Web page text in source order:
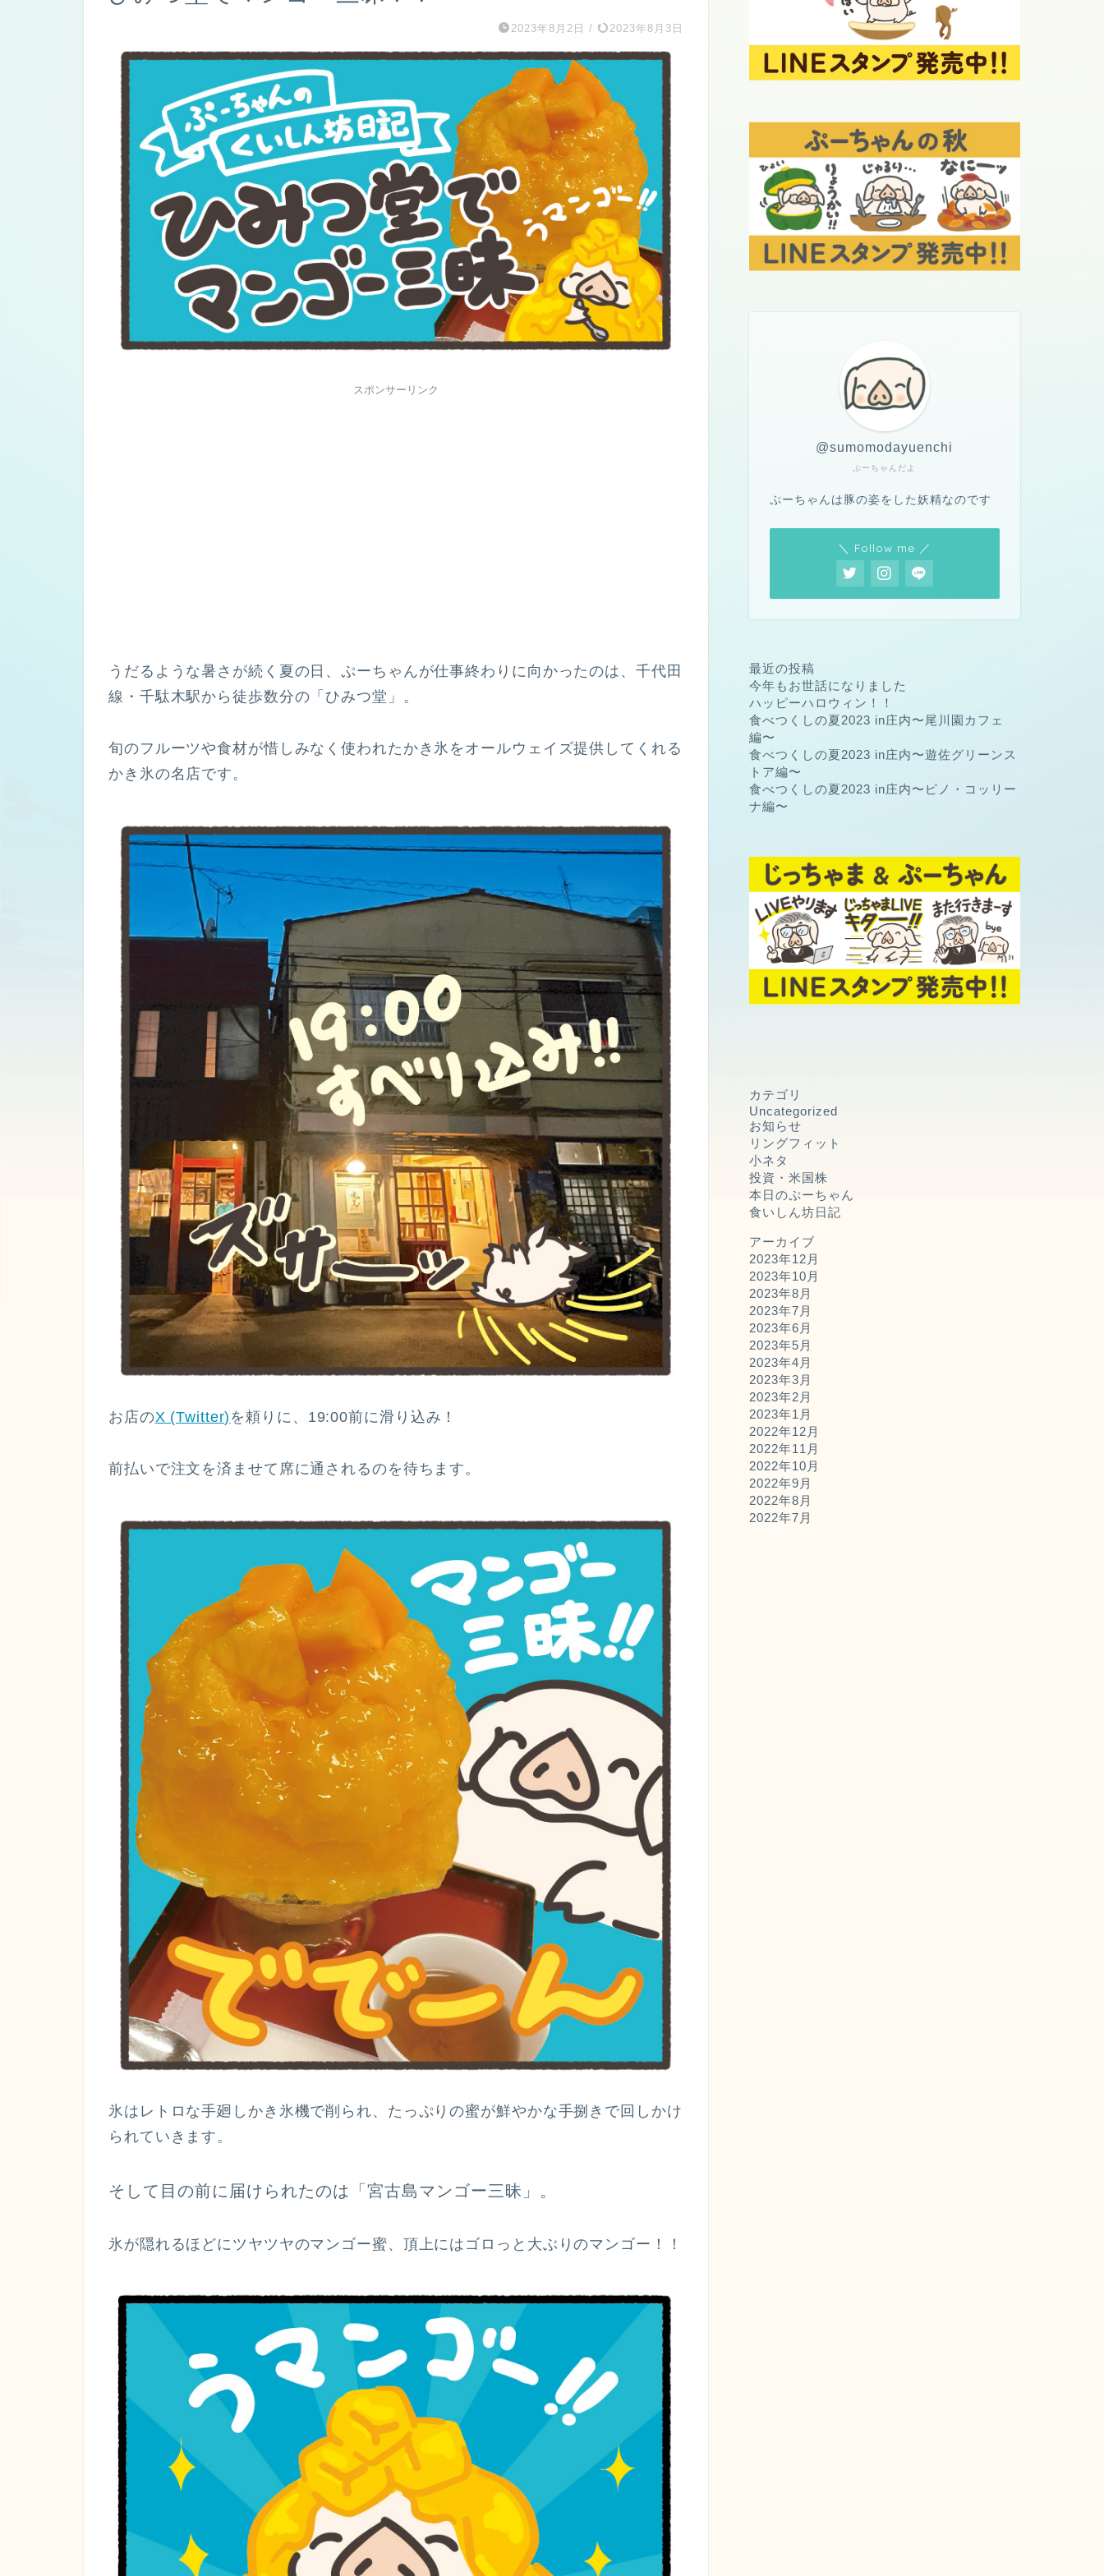
2023年8月2日 / 2023年8月3日
スポンサーリンク
うだるような暑さが続く夏の日、ぷーちゃんが仕事終わりに向かったのは、千代田
線・千駄木駅から徒歩数分の「ひみつ堂」。
旬のフルーツや食材が惜しみなく使われたかき氷をオールウェイズ提供してくれる
かき氷の名店です。
お店のX (Twitter) を頼りに、19:00前に滑り込み！
前払いで注文を済ませて席に通されるのを待ちます。
氷はレトロな手廻しかき氷機で削られ、たっぷりの蜜が鮮やかな手捌きで回しかけ
られていきます。
そして目の前に届けられたのは 「宮古島マンゴー三昧」 。
氷が隠れるほどにツヤツヤのマンゴー蜜、頂上にはゴロっと大ぶりのマンゴー！！
ぷーちゃんだよ
@sumomodayuenchi
ぷーちゃんは豚の姿をした妖精なのです
＼ Follow me ／
最近の投稿
今年もお世話になりました
ハッピーハロウィン！！
食べつくしの夏2023 in庄内〜尾川園カフェ
編〜
食べつくしの夏2023 in庄内〜遊佐グリーンス
トア編〜
食べつくしの夏2023 in庄内〜ピノ・コッリー
ナ編〜
カテゴリ
Uncategorized
お知らせ
リングフィット
小ネタ
投資・米国株
本日のぷーちゃん
食いしん坊日記
アーカイブ
2023年12月
2023年10月
2023年8月
2023年7月
2023年6月
2023年5月
2023年4月
2023年3月
2023年2月
2023年1月
2022年12月
2022年11月
2022年10月
2022年9月
2022年8月
2022年7月